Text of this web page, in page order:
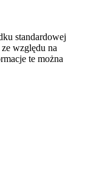
standardowej
względu na
te można